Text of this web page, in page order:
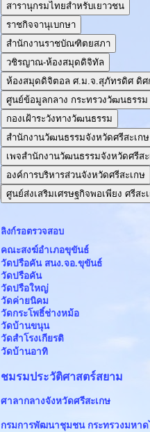
สารานุกรมไทยสำหรับเยาวชน
ราชกิจจานุเบกษา
สำนักงานราชบัณฑิตยสภา
วชิรญาณ-ห้องสมุดดิจิทัล
ห้องสมุดดิจิตอล ศ.ม.จ.สุภัทรดิศ ดิศ
ศูนย์ข้อมูลกลาง กระทรวงวัฒนธรรม
กองเฝ้าระวังทางวัฒนธรรม
สำนักงานวัฒนธรรมจังหวัดศรีสะเกษ
เพจสำนักงานวัฒนธรรมจังหวัดศรีสะ
องค์การบริหารส่วนจังหวัดศรีสะเกษ
ศูนย์ส่งเสริมเศรษฐกิจพอเพียง ศรีสะ
ลิงก์รอตรวจสอบ
คณะสงฆ์อำเภอขุขันธ์
วัดปรือคัน สนง.จอ.ขุขันธ์
วัดปรือคัน
วัดปรือใหญ่
วัดค่ายนิคม
วัดกระโพธิ์ช่างหม้อ
วัดบ้านขนุน
วัดสำโรงเกียรติ
วัดบ้านอาทิ
ชมรมประวัติศาสตร์สยาม
ศาลากลางจังหวัดศรีสะเกษ
กรมการพัฒนาชุมชน กระทรวงมหาด